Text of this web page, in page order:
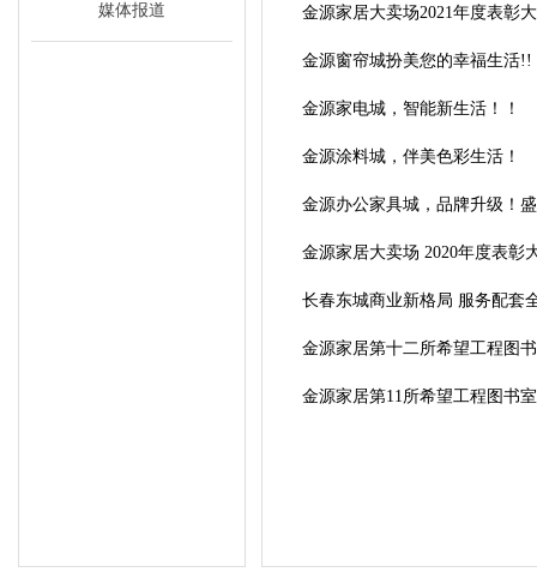
媒体报道 金源家居大卖场2021年度表彰
金源窗帘城扮美您的幸福生活!!
金源家电城，智能新生活！！
金源涂料城，伴美色彩生活！
金源办公家具城，品牌升级！
金源家居大卖场 2020年度表彰
长春东城商业新格局 服务配套
金源家居第十二所希望工程图
金源家居第11所希望工程图书